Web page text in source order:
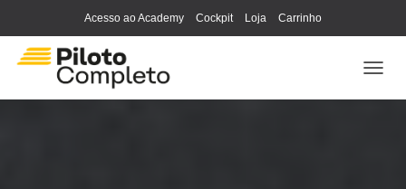
Acesso ao Academy Cockpit Loja Carrinho